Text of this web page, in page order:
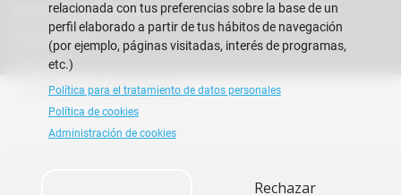
relacionada con tus preferencias sobre la base de un
perfil elaborado a partir de tus hábitos de navegación
(por ejemplo, páginas visitadas, interés de programas,
etc.)
Política para el tratamiento de datos personales
Política de cookies
Administración de cookies
Rechazar
Buzón de sugerencias
Contáctanos
Eventos
Vida FIMCM
Copyright © 2026 ESPOL